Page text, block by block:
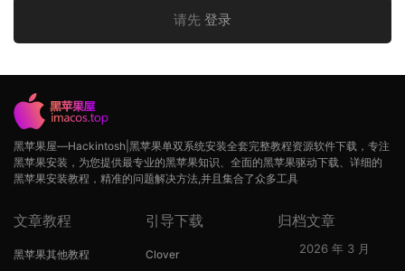
请先 登录
黑苹果屋—Hackintosh|黑苹果单双系统安装全套完整教程资源软件下载，专注
黑苹果安装，为您提供最专业的黑苹果知识、全面的黑苹果驱动下载、详细的
黑苹果安装教程，精准的问题解决方法,并且集合了众多工具
文章教程
黑苹果其他教程
引导下载
Clover
归档文章
2026 年 3 月